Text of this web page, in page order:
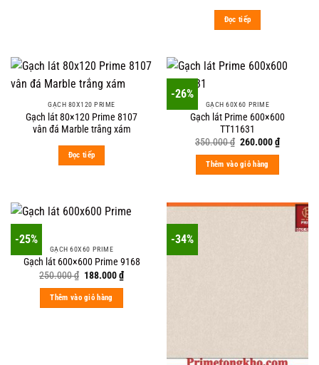
Đọc tiếp
GẠCH 80X120 PRIME
Gạch lát 80×120 Prime 8107
vân đá Marble trắng xám
Đọc tiếp
-26%
GẠCH 60X60 PRIME
Gạch lát Prime 600×600
TT11631
350.000₫ Original
was:
350.000 ₫.
260.000₫Current
price
Thêm vào giỏ hàng
-25%
GẠCH 60X60 PRIME
Gạch lát 600×600 Prime 9168
250.000₫ Original
was:
250.000 ₫.
188.000₫Current
price
Thêm vào giỏ hàng
-34%